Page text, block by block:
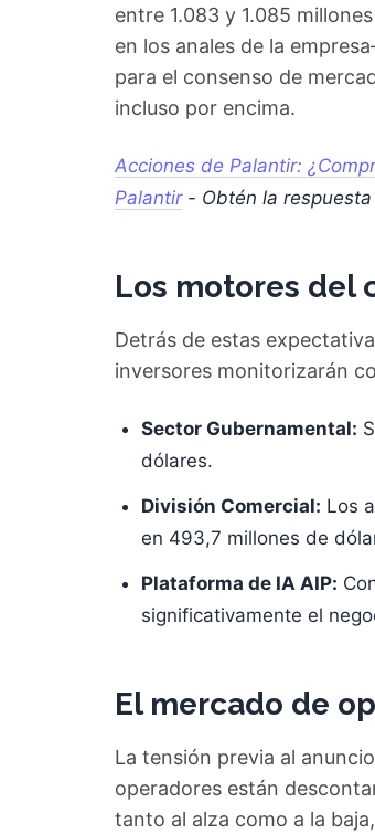
entre 1.083 y 1.085
en los anales de la
para el consenso de
incluso por encima.
Acciones de Palantir:
Palantir- Obtén la
Los motores del
Detrás de estas
inversores monitorizarán
Sector Gubernamental:
dólares.
División Comercial: Los
en 493,7 millones de
Plataforma de IA AIP:
significativamente el
El mercado de
La tensión previa al
operadores están
tanto al alza como a la